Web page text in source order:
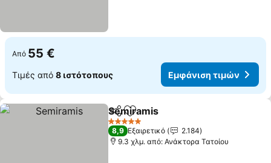
Από 55 €
Τιμές από 8 ιστότοπους Εμφάνιση τιμών
Κοινοποίηση
Προσθήκη στα αγαπημένα
Semiramis
5 Αστέρια
8,9 Εξαιρετικό
2.184
9.3 χλμ. από: Ανάκτορα Τατοίου